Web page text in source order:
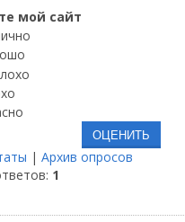
мой сайт
| Архив опросов
1